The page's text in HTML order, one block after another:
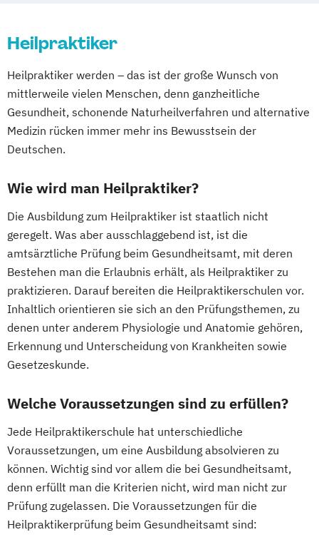
Heilpraktiker
Heilpraktiker werden – das ist der große Wunsch von
mittlerweile vielen Menschen, denn ganzheitliche
Gesundheit, schonende Naturheilverfahren und alternative
Medizin rücken immer mehr ins Bewusstsein der
Deutschen.
Wie wird man Heilpraktiker?
Die Ausbildung zum Heilpraktiker ist staatlich nicht
geregelt. Was aber ausschlaggebend ist, ist die
amtsärztliche Prüfung beim Gesundheitsamt, mit deren
Bestehen man die Erlaubnis erhält, als Heilpraktiker zu
praktizieren. Darauf bereiten die Heilpraktikerschulen vor.
Inhaltlich orientieren sie sich an den Prüfungsthemen, zu
denen unter anderem Physiologie und Anatomie gehören,
Erkennung und Unterscheidung von Krankheiten sowie
Gesetzeskunde.
Welche Voraussetzungen sind zu erfüllen?
Jede Heilpraktikerschule hat unterschiedliche
Voraussetzungen, um eine Ausbildung absolvieren zu
können. Wichtig sind vor allem die bei Gesundheitsamt,
denn erfüllt man die Kriterien nicht, wird man nicht zur
Prüfung zugelassen. Die Voraussetzungen für die
Heilpraktikerprüfung beim Gesundheitsamt sind: